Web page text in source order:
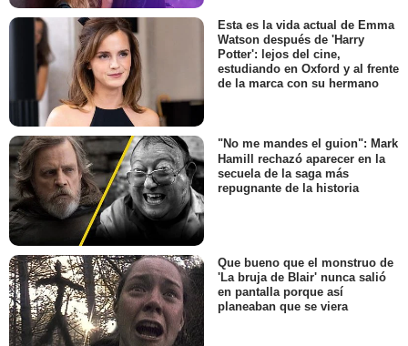
Esta es la vida actual de Emma
Watson después de 'Harry
Potter': lejos del cine,
estudiando en Oxford y al frente
de la marca con su hermano
"No me mandes el guion": Mark
Hamill rechazó aparecer en la
secuela de la saga más
repugnante de la historia
Que bueno que el monstruo de
'La bruja de Blair' nunca salió
en pantalla porque así
planeaban que se viera